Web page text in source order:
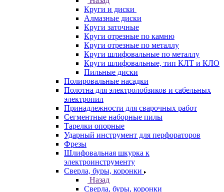
Круги и диски
Алмазные диски
Круги заточные
Круги отрезные по камню
Круги отрезные по металлу
Круги шлифовальные по металлу
Круги шлифовальные, тип КЛТ и КЛО
Пильные диски
Полировальные насадки
Полотна для электролобзиков и сабельных
электропил
Принадлежности для сварочных работ
Сегментные наборные пилы
Тарелки опорные
Ударный инструмент для перфораторов
Фрезы
Шлифовальная шкурка к
электроинструменту
Сверла, буры, коронки
Назад
Сверла, буры, коронки